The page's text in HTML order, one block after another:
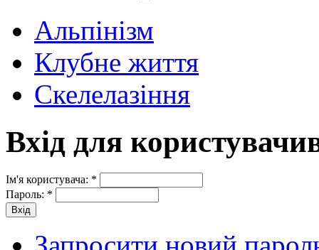
Альпінізм
Клубне життя
Скелелазіння
Вхід для
Ім'я користувача: *
Пароль: *